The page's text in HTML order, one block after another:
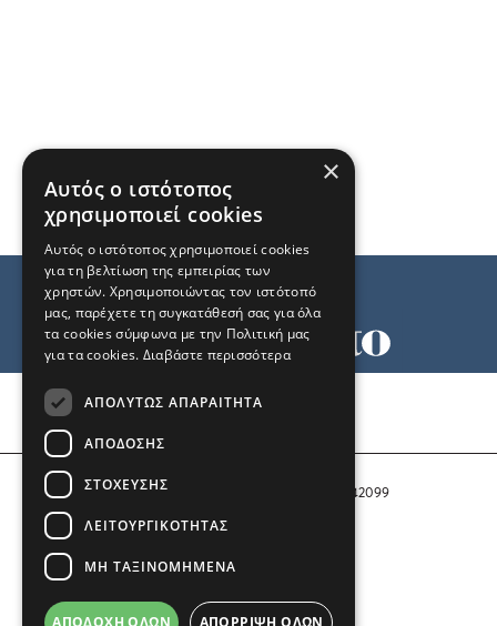
Αριθμός Πιστοποίησης Μ.Η.Τ. 242099
COPYRIGHT © 2026 Το Μανιφέστο
×
Αυτός ο ιστότοπος
χρησιμοποιεί cookies
Αυτός ο ιστότοπος χρησιμοποιεί cookies
για τη βελτίωση της εμπειρίας των
χρηστών. Χρησιμοποιώντας τον ιστότοπό
μας, παρέχετε τη συγκατάθεσή σας για όλα
τα cookies σύμφωνα με την Πολιτική μας
για τα cookies. Διαβάστε περισσότερα
ΑΠΟΛΎΤΩΣ ΑΠΑΡΑΊΤΗΤΑ
ΑΠΌΔΟΣΗΣ
ΣΤΌΧΕΥΣΗΣ
ΛΕΙΤΟΥΡΓΙΚΌΤΗΤΑΣ
ΜΗ ΤΑΞΙΝΟΜΗΜΈΝΑ
ΑΠΟΔΟΧΉ ΌΛΩΝ ΑΠΌΡΡΙΨΗ ΌΛΩΝ